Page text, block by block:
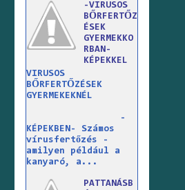
-VIRUSOS
BŐRFERTŐZ
ÉSEK
GYERMEKKO
RBAN-
KÉPEKKEL
VIRUSOS
BŐRFERTŐZÉSEK
GYERMEKEKNÉL
-
KÉPEKBEN- Számos
vírusfertőzés -
amilyen például a
kanyaró, a...
PATTANÁSB